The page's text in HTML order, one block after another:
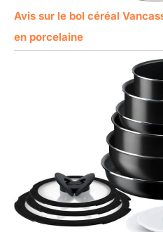
Avis sur le bol céréal
en porcelaine